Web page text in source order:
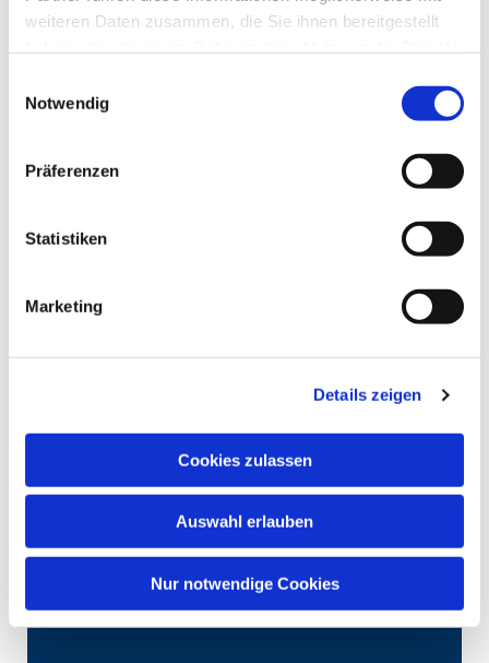
weiteren Daten zusammen, die Sie ihnen bereitgestellt
Notwendig
Präferenzen
Statistiken
Marketing
Details zeigen
Cookies zulassen
Auswahl erlauben
Nur notwendige Cookies
interessieren